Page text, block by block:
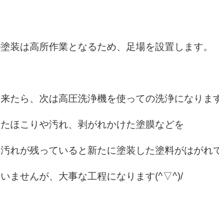
装は高所作業となるため、足場を設置します。
たら、次は高圧洗浄機を使っての洗浄になりま
ほこりや汚れ、剥がれかけた塗膜などを
れが残っていると新たに塗装した塗料がはがれ
ませんが、大事な工程になります(^▽^)/